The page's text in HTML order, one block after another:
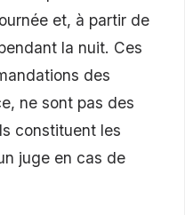
et, à partir de
la nuit. Ces
des
ne sont pas des
constituent les
juge en cas de